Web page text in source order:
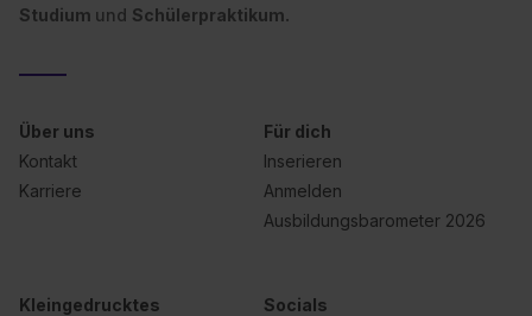
Studium und Schülerpraktikum.
Über uns
Kontakt
Karriere
Für dich
Inserieren
Anmelden
Ausbildungsbarometer 2026
Kleingedrucktes
Socials